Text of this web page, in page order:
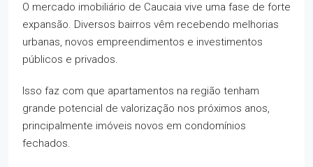
O mercado imobiliário de Caucaia vive uma fase de forte
expansão. Diversos bairros vêm recebendo melhorias
urbanas, novos empreendimentos e investimentos
públicos e privados.
Isso faz com que apartamentos na região tenham
grande potencial de valorização nos próximos anos,
principalmente imóveis novos em condomínios
fechados.